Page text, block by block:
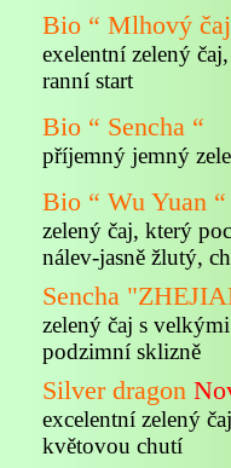
Bio “ Mlhový
exelentní zelený
ranní start
Bio “ Sencha “
příjemný jemný
Bio “ Wu Yuan “
zelený čaj, který
nálev-jasně žlutý,
Sencha
zelený čaj s
podzimní sklizně
Silver dragon
excelentní zelený
květovou chutí